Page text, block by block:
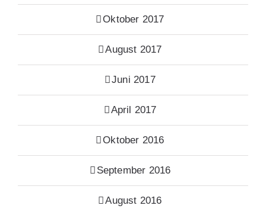
Oktober 2017
August 2017
Juni 2017
April 2017
Oktober 2016
September 2016
August 2016